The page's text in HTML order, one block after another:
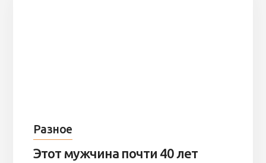
Разное
Этот мужчина почти 40 лет